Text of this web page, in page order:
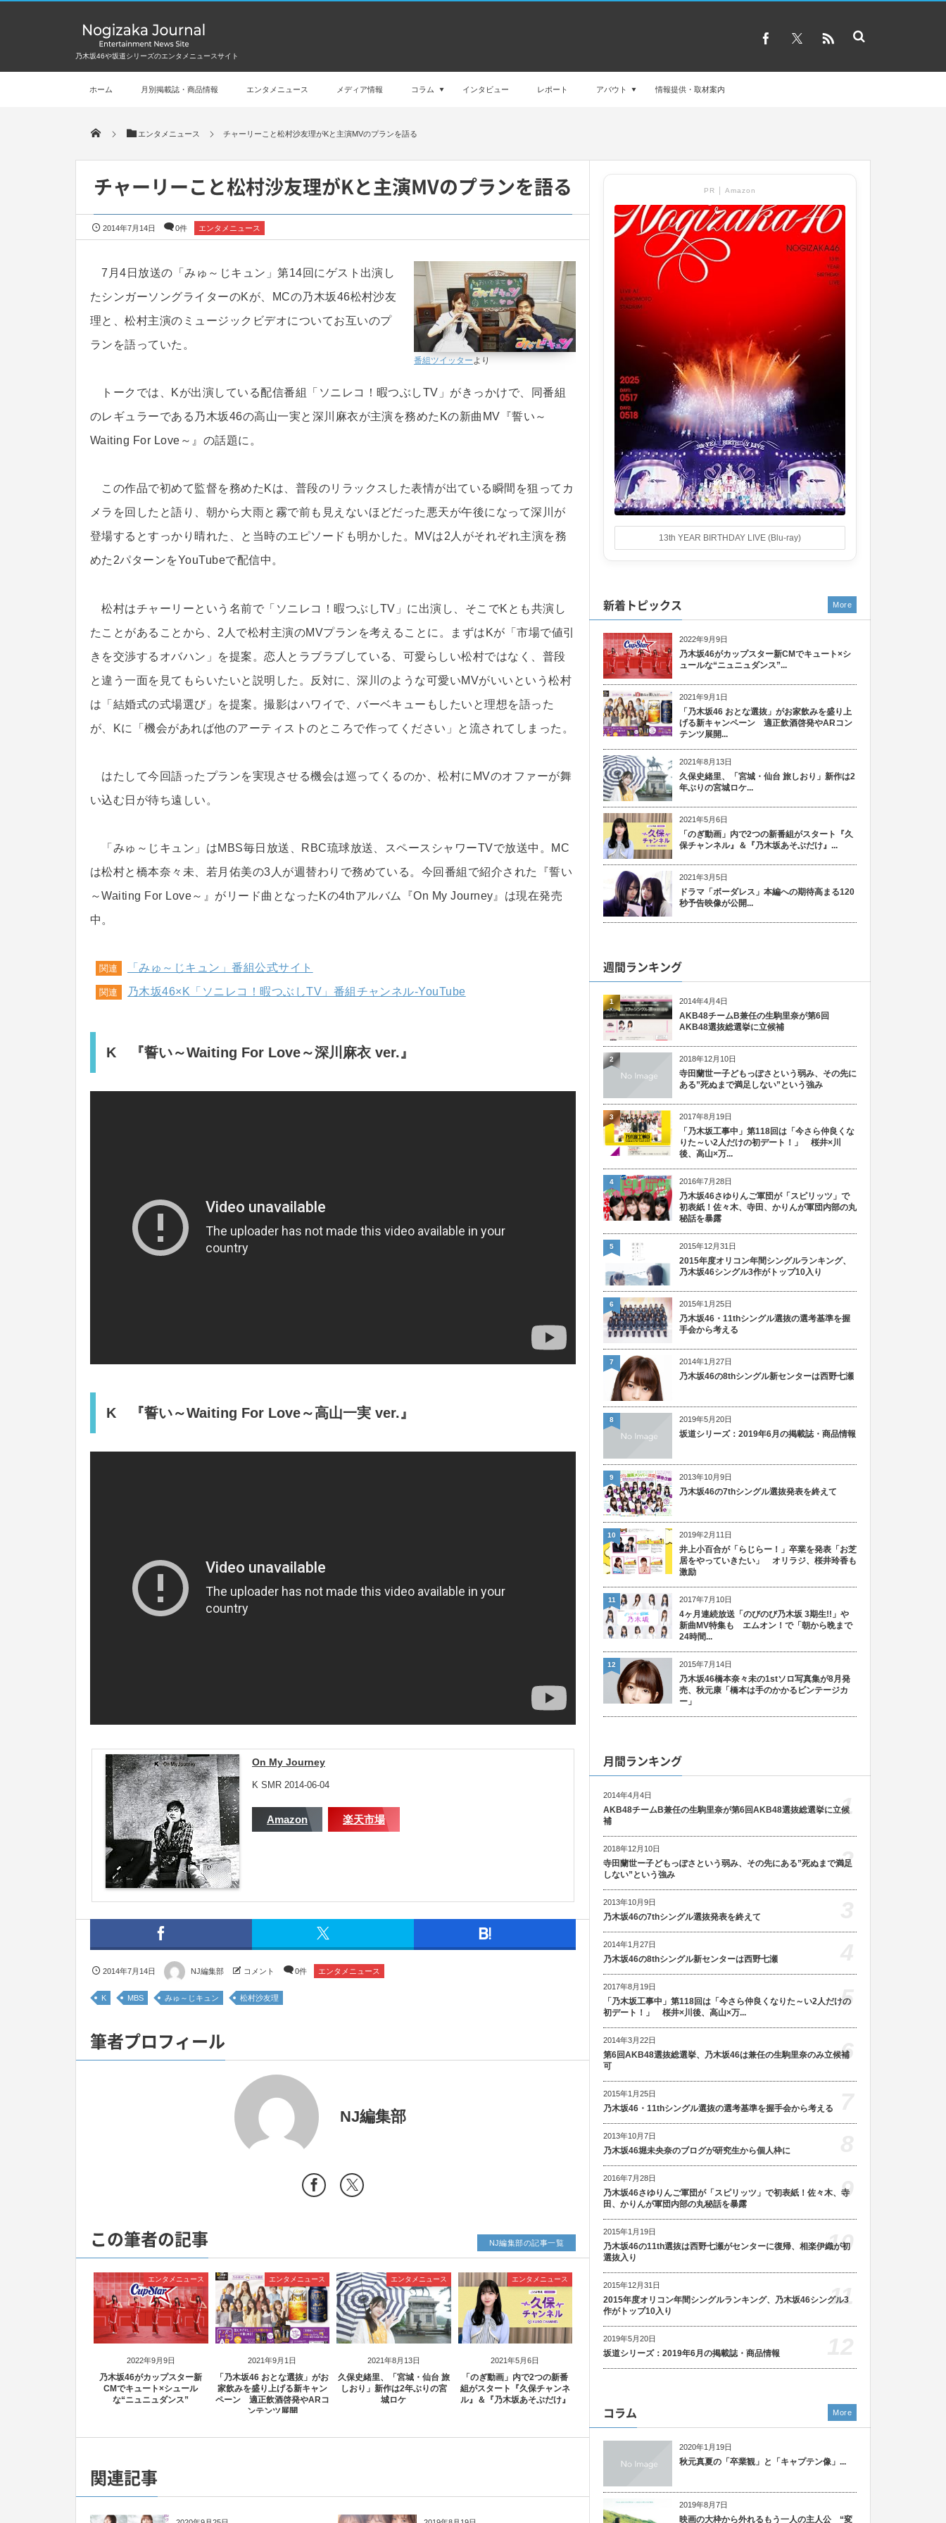
乃木坂46や坂道シリーズのエンタメニュースサイト
ホーム 月別掲載誌・商品情報 エンタメニュース メディア情報 コラム インタビュー レポート アバウト 情報提供・取材案内
エンタメニュース チャーリーこと松村沙友理がKと主演MVのプランを語る
チャーリーこと松村沙友理がKと主演MVのプランを語る
2014年7月14日 0件 エンタメニュース
番組ツイッターより
7月4日放送の「みゅ～じキュン」第14回にゲスト出演し
たシンガーソングライターのKが、MCの乃木坂46松村沙友
理と、松村主演のミュージックビデオについてお互いのプ
ランを語っていた。
トークでは、Kが出演している配信番組「ソニレコ！暇つぶしTV」がきっかけで、同番組
のレギュラーである乃木坂46の高山一実と深川麻衣が主演を務めたKの新曲MV『誓い～
Waiting For Love～』の話題に。
この作品で初めて監督を務めたKは、普段のリラックスした表情が出ている瞬間を狙ってカ
メラを回したと語り、朝から大雨と霧で前も見えないほどだった悪天が午後になって深川が
登場するとすっかり晴れた、と当時のエピソードも明かした。MVは2人がそれぞれ主演を務
めた2パターンをYouTubeで配信中。
松村はチャーリーという名前で「ソニレコ！暇つぶしTV」に出演し、そこでKとも共演し
たことがあることから、2人で松村主演のMVプランを考えることに。まずはKが「市場で値引
きを交渉するオバハン」を提案。恋人とラブラブしている、可愛らしい松村ではなく、普段
と違う一面を見てもらいたいと説明した。反対に、深川のような可愛いMVがいいという松村
は「結婚式の式場選び」を提案。撮影はハワイで、バーベキューもしたいと理想を語った
が、Kに「機会があれば他のアーティストのところで作ってください」と流されてしまった。
はたして今回語ったプランを実現させる機会は巡ってくるのか、松村にMVのオファーが舞
い込む日が待ち遠しい。
「みゅ～じキュン」はMBS毎日放送、RBC琉球放送、スペースシャワーTVで放送中。MC
は松村と橋本奈々未、若月佑美の3人が週替わりで務めている。今回番組で紹介された『誓い
～Waiting For Love～』がリード曲となったKの4thアルバム『On My Journey』は現在発売
中。
関連 「みゅ～じキュン」番組公式サイト
関連 乃木坂46×K「ソニレコ！暇つぶしTV」番組チャンネル-YouTube
K 『誓い～Waiting For Love～深川麻衣 ver.』
K 『誓い～Waiting For Love～高山一実 ver.』
On My Journey
K SMR 2014-06-04
Amazon 楽天市場
2014年7月14日 NJ編集部 コメント 0件 エンタメニュース
K MBS みゅ～じキュン 松村沙友理
筆者プロフィール
NJ編集部
この筆者の記事
2022年9月9日
エンタメニュース
乃木坂46がカップスター新
CMでキュート×シュール
な“ニュニュダンス”
2021年9月1日
エンタメニュース
「乃木坂46 おとな選抜」がお
家飲みを盛り上げる新キャン
ペーン 適正飲酒啓発やARコ
ンテンツ展開
2021年8月13日
エンタメニュース
久保史緒里、「宮城・仙台 旅
しおり」新作は2年ぶりの宮
城ロケ
2021年5月6日
エンタメニュース
「のぎ動画」内で2つの新番
組がスタート『久保チャンネ
ル』＆『乃木坂あそぶだけ』
NJ編集部の記事一覧
関連記事
PR │ Amazon
13th YEAR BIRTHDAY LIVE (Blu-ray)
新着トピックス
2022年9月9日
乃木坂46がカップスター新CMでキュート×シ
ュールな“ニュニュダンス”...
2021年9月1日
「乃木坂46 おとな選抜」がお家飲みを盛り上
げる新キャンペーン 適正飲酒啓発やARコン
テンツ展開...
2021年8月13日
久保史緒里、「宮城・仙台 旅しおり」新作は2
年ぶりの宮城ロケ...
2021年5月6日
「のぎ動画」内で2つの新番組がスタート『久
保チャンネル』＆『乃木坂あそぶだけ』...
2021年3月5日
ドラマ「ボーダレス」本編への期待高まる120
秒予告映像が公開...
More
週間ランキング
2014年4月4日
AKB48チームB兼任の生駒里奈が第6回
AKB48選抜総選挙に立候補
1
2018年12月10日
寺田蘭世ー子どもっぽさという弱み、その先に
ある”死ぬまで満足しない”という強み
2
2017年8月19日
「乃木坂工事中」第118回は「今さら仲良くな
りた～い2人だけの初デート！」 桜井×川
後、高山×万...
3
2016年7月28日
乃木坂46さゆりんご軍団が「スピリッツ」で
初表紙！佐々木、寺田、かりんが軍団内部の丸
秘話を暴露
4
2015年12月31日
2015年度オリコン年間シングルランキング、
乃木坂46シングル3作がトップ10入り
5
2015年1月25日
乃木坂46・11thシングル選抜の選考基準を握
手会から考える
6
2014年1月27日
乃木坂46の8thシングル新センターは西野七瀬
7
2019年5月20日
坂道シリーズ：2019年6月の掲載誌・商品情報
8
2013年10月9日
乃木坂46の7thシングル選抜発表を終えて
9
2019年2月11日
井上小百合が「らじらー！」卒業を発表「お芝
居をやっていきたい」 オリラジ、桜井玲香も
激励
10
2017年7月10日
4ヶ月連続放送「のびのび乃木坂 3期生!!」や
新曲MV特集も エムオン！で「朝から晩まで
24時間...
11
2015年7月14日
乃木坂46橋本奈々未の1stソロ写真集が8月発
売、秋元康「橋本は手のかかるビンテージカ
ー」
12
月間ランキング
2014年4月4日
AKB48チームB兼任の生駒里奈が第6回AKB48選抜総選挙に立候
補
1
2018年12月10日
寺田蘭世ー子どもっぽさという弱み、その先にある”死ぬまで満足
しない”という強み
2
2013年10月9日
乃木坂46の7thシングル選抜発表を終えて
2014年1月27日
乃木坂46の8thシングル新センターは西野七瀬
2017年8月19日
「乃木坂工事中」第118回は「今さら仲良くなりた～い2人だけの
初デート！」 桜井×川後、高山×万...
5
2014年3月22日
第6回AKB48選抜総選挙、乃木坂46は兼任の生駒里奈のみ立候補
可
6
2015年1月25日
乃木坂46・11thシングル選抜の選考基準を握手会から考える
2013年10月7日
乃木坂46堀未央奈のブログが研究生から個人枠に
2016年7月28日
乃木坂46さゆりんご軍団が「スピリッツ」で初表紙！佐々木、寺
田、かりんが軍団内部の丸秘話を暴露
9
2015年1月19日
乃木坂46の11th選抜は西野七瀬がセンターに復帰、相楽伊織が初
選抜入り
10
2015年12月31日
2015年度オリコン年間シングルランキング、乃木坂46シングル3
作がトップ10入り
11
2019年5月20日
坂道シリーズ：2019年6月の掲載誌・商品情報
コラム
2020年1月19日
秋元真夏の「卒業観」と「キャプテン像」...
2019年8月7日
映画の大枠から外れるもう一人の主人公 “変
More